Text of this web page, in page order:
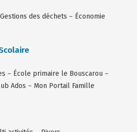
Gestions des déchets – Économie
– École primaire le Bouscarou –
Ados – Mon Portail Famille